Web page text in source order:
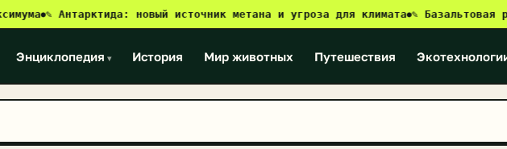
●✎ Антарктида: новый источник метана и угроза для климата●✎ Базальтовая
Энциклопедия ▾ История Мир животных Путешествия